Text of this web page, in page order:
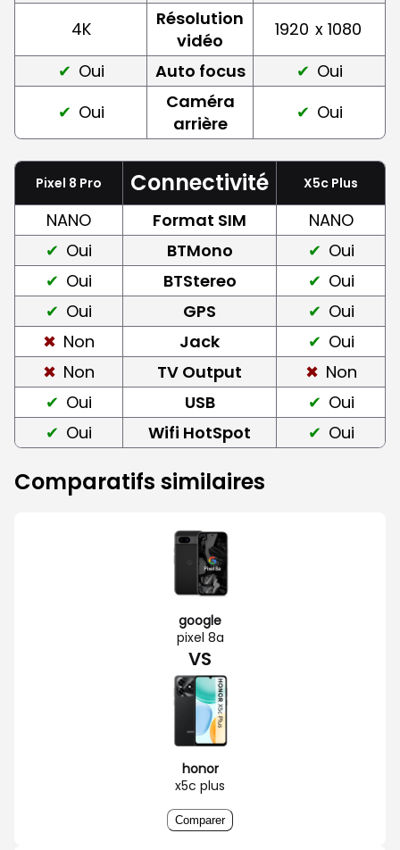
4K
Résolution
vidéo
1920 x 1080
Oui
Auto focus
Oui
Oui
Caméra
arrière
Oui
Pixel 8 Pro Connectivité X5c Plus
NANO Format SIM
NANO
Oui
BTMono
Oui
Oui
BTStereo
Oui
Oui
GPS
Oui
Non
Jack
Oui
Non
TV Output
Non
Oui
USB
Oui
Oui
Wifi HotSpot Oui
Comparatifs similaires
google
pixel 8a
VS
honor
x5c plus
Comparer